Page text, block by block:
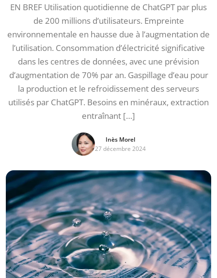
EN BREF Utilisation quotidienne de ChatGPT par plus
de 200 millions d’utilisateurs. Empreinte
environnementale en hausse due à l’augmentation de
l’utilisation. Consommation d’électricité significative
dans les centres de données, avec une prévision
d’augmentation de 70% par an. Gaspillage d’eau pour
la production et le refroidissement des serveurs
utilisés par ChatGPT. Besoins en minéraux, extraction
entraînant […]
Inès Morel
27 décembre 2024